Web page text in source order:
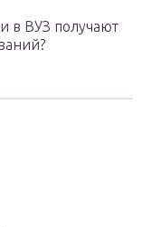
в ВУЗ получают